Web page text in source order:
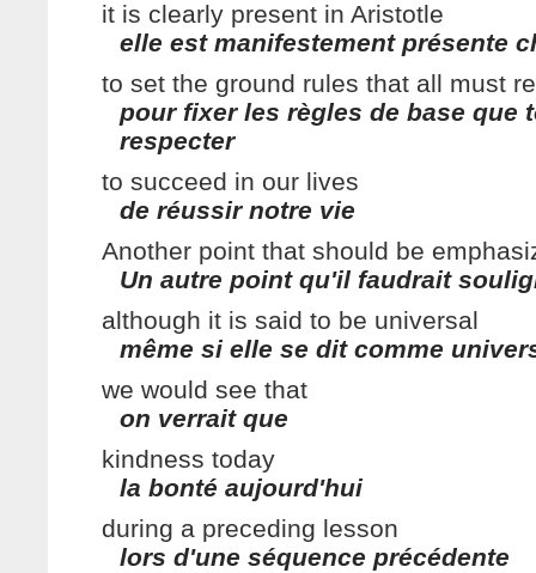
it is clearly present in Aristotle
elle est manifestement présente
to set the ground rules that all must
pour fixer les règles de base que
respecter
to succeed in our lives
de réussir notre vie
Another point that should be
Un autre point qu'il faudrait
although it is said to be universal
même si elle se dit comme
we would see that
on verrait que
kindness today
la bonté aujourd'hui
during a preceding lesson
lors d'une séquence précédente